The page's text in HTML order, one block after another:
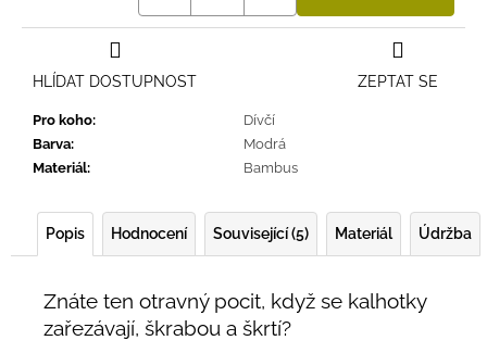
Pro koho:
Dívčí
Barva:
Modrá
Materiál: Bambus
ZEPTAT SE
HLÍDAT DOSTUPNOST
Popis Hodnocení Související (5) Materiál Údržba
Znáte ten otravný pocit, když se kalhotky
zařezávají, škrabou a škrtí?